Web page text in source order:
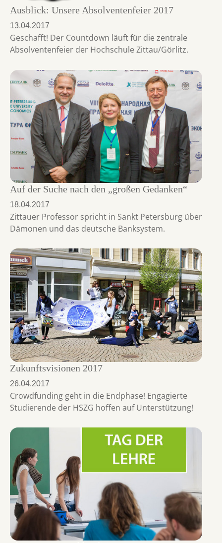
Ausblick: Unsere Absolventenfeier 2017
13.04.2017
Geschafft! Der Countdown läuft für die zentrale
Absolventenfeier der Hochschule Zittau/Görlitz.
Auf der Suche nach den „großen Gedanken“
18.04.2017
Zittauer Professor spricht in Sankt Petersburg über
Dämonen und das deutsche Banksystem.
Zukunftsvisionen 2017
26.04.2017
Crowdfunding geht in die Endphase! Engagierte
Studierende der HSZG hoffen auf Unterstützung!